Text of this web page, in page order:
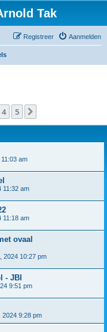
Tak
Aanmelden
Registreer
4 5
am
11:32 am
11:18 am
ovaal
2024 10:27 pm
- JBI
9:51 pm
2024 9:28 pm